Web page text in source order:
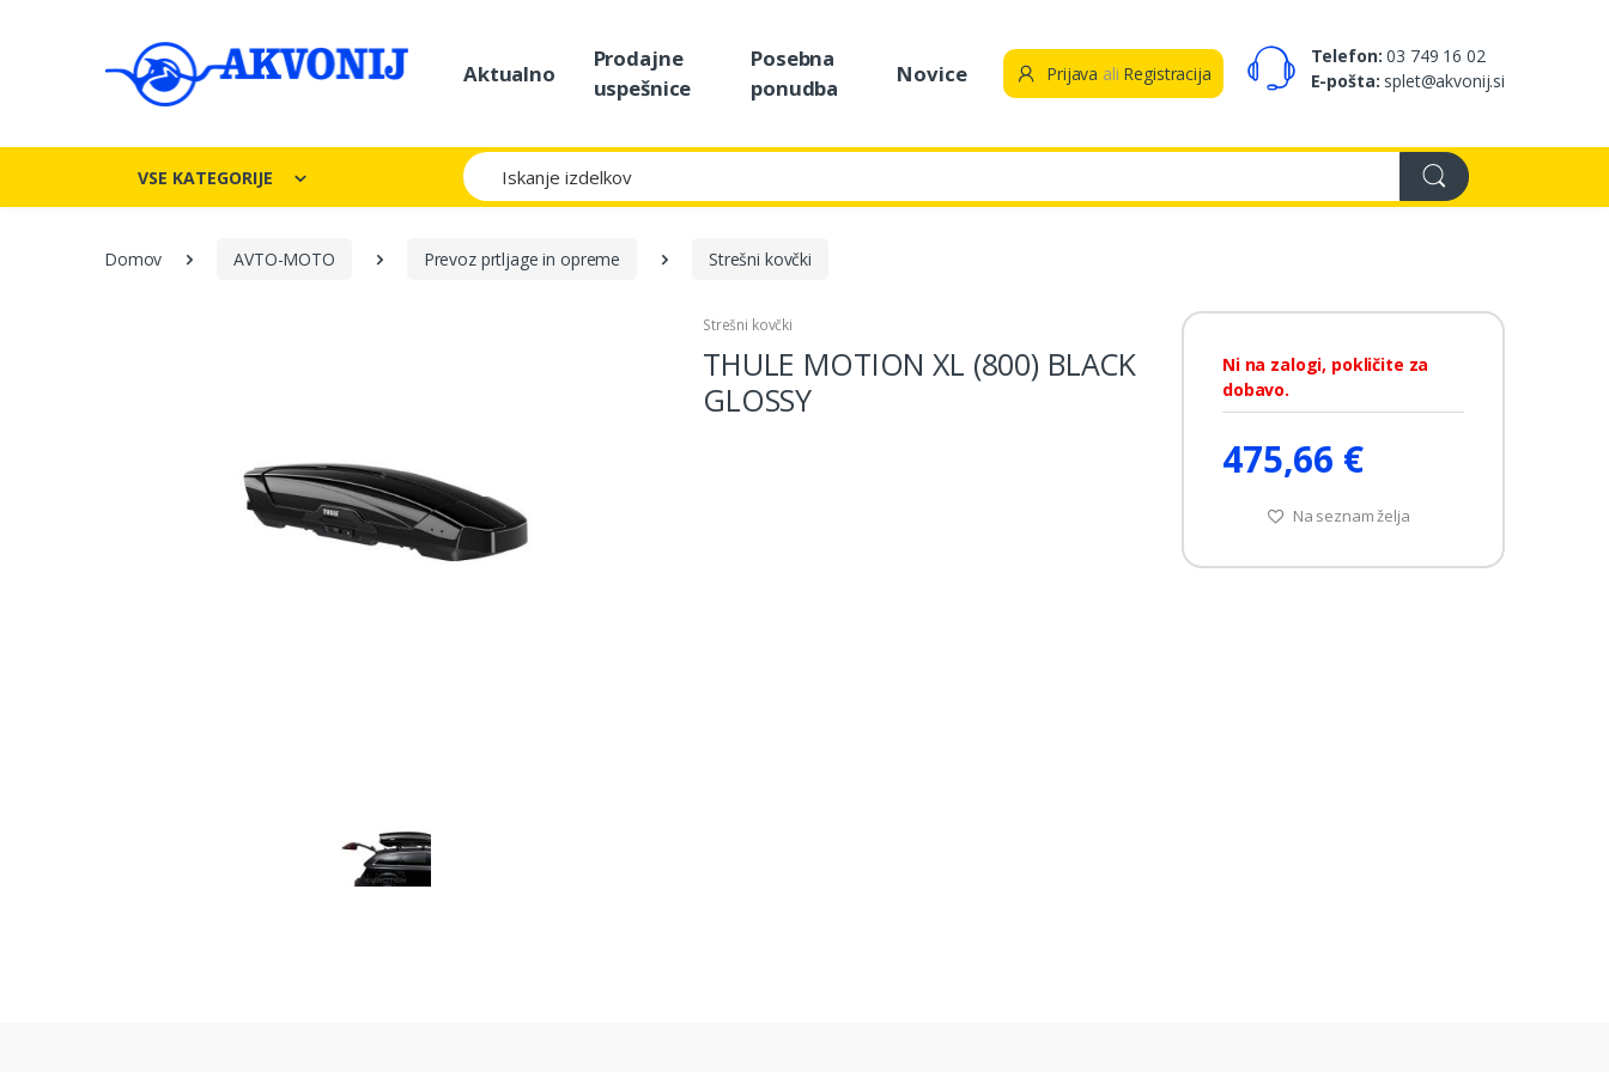
Aktualno
Prodajne
uspešnice
Posebna
ponudba
Novice Prijava ali Registracija
Telefon: 03 749 16 02
E-pošta: splet@akvonij.si
VSE KATEGORIJE
Iskanje
Domov AVTO-MOTO Prevoz prtljage in opreme Strešni kovčki
Strešni kovčki
THULE MOTION XL (800) BLACK
GLOSSY
Ni na zalogi, pokličite za
dobavo.
475,66 €
Na seznam želja